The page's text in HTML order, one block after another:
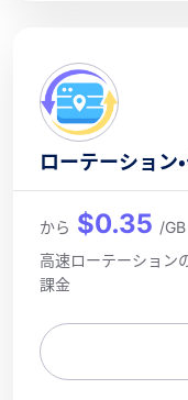
ローテーション
から $0.35 /GB
高速ローテーション
課金